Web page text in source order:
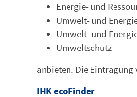
Energie- und
Umwelt- und
Umwelt- und
Umweltschutz
anbieten. Die
IHK ecoFinder